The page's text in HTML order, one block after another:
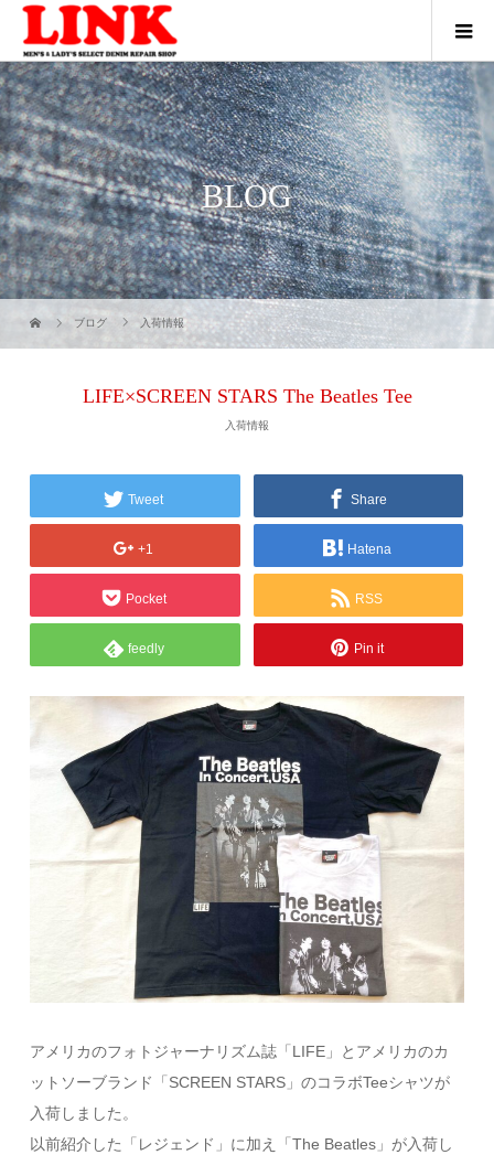
BLOG
ブログ 入荷情報
LIFE×SCREEN STARS The Beatles Tee
入荷情報
Tweet Share
+1 Hatena
Pocket RSS
feedly Pin it
アメリカのフォトジャーナリズム誌「LIFE」とアメリカのカ
ットソーブランド「SCREEN STARS」のコラボTeeシャツが
入荷しました。
以前紹介した「レジェンド」に加え「The Beatles」が入荷し